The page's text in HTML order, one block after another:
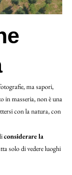
ma sapori,
in masseria, non è una
con la natura, con
considerare la
solo di vedere luoghi